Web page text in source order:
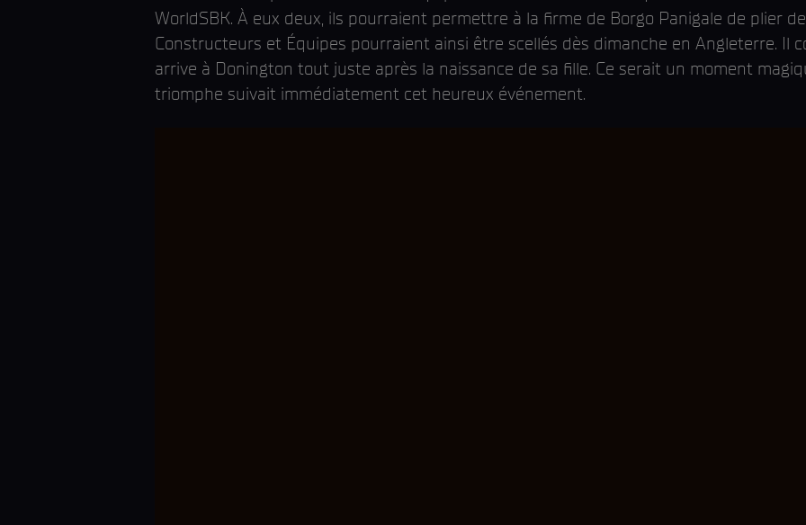
WorldSBK. À eux deux, ils pourraient permettre à la firme de Borgo Panigale de plier
Constructeurs et Équipes pourraient ainsi être scellés dès dimanche en Angleterre. Il
arrive à Donington tout juste après la naissance de sa fille. Ce serait un moment
triomphe suivait immédiatement cet heureux événement.